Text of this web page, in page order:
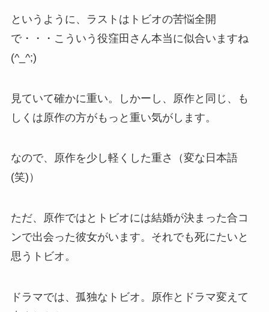
というように、ラストはトビオの苦悩全開
で・・・こういう役窪田さん本当に似合いますね
(^_^;)
見ていて確かに重い。しかーし、原作と同じ、も
しくは原作の方がもっと重い気がします。
なので、原作を少し軽くした重さ（変な日本語
(笑)）
ただ、原作ではとトビオには結婚が決まった合コ
ンで出会った彼女がいます。それでも死にたいと
思うトビオ。
ドラマでは、孤独なトビオ。原作とドラマ変えて